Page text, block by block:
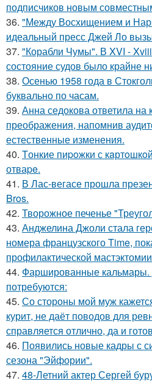
подписчиков новым
36. "Между Восхищением и
идеальный пресс Джей Ло
37. "Корабли Чумы". В XVI -
состояние судов было крайне
38. Осенью 1958 года в
буквально по часам.
39. Анна седокова ответила на
преображения, напомнив
естественные изменения.
40. Tонкие пиpoжки с
отваpe.
41. В Лас-вегасе прошла
Bros.
42. Творожное печенье
43. Анджелина Джоли стала
номера французского Time,
профилактической
44. Фаршированные кальмары.
потребуются:
45. Со стороны мой муж
курит, не даёт поводов для
справляется отлично, да и
46. Появились новые кадры с
сезона "Эйфории".
47. 48-Летний актер Сергей